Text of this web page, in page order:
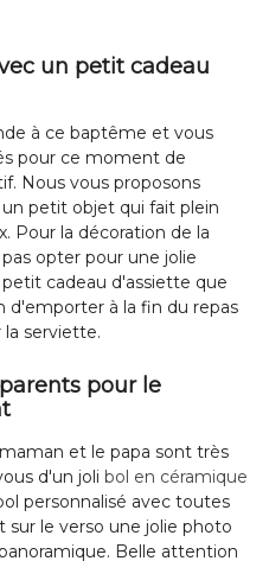
un petit cadeau
à ce baptême et vous
pour ce moment de
Nous vous proposons
un petit objet qui fait plein
Pour la décoration de la
opter pour une jolie
cadeau d'assiette que
d'emporter à la fin du repas
serviette.
pour le
et le papa sont très
d'un joli bol en céramique
personnalisé avec toutes
le verso une jolie photo
Belle attention